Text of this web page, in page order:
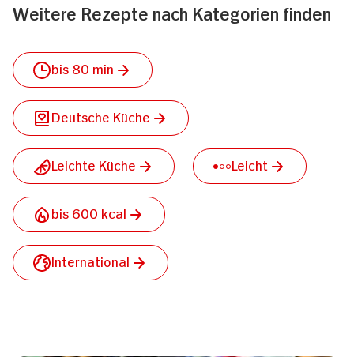
Weitere Rezepte nach Kategorien finden
bis 80 min
Deutsche Küche
Leichte Küche Leicht
bis 600 kcal
International